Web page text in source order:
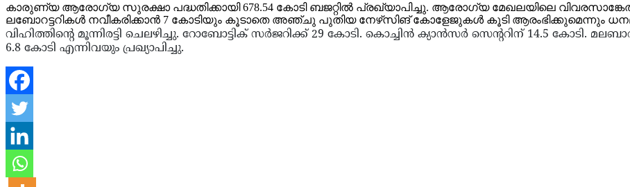
കാരുണ്യ ആരോഗ്യ സുരക്ഷാ പദ്ധതിക്കായി 678.54 കോടി ബജറ്റില്‍ പ്രഖ്യാപിച്ചു. ആരോഗ്യ മേഖലയിലെ
ലബോറട്ടറികള്‍ നവീകരിക്കാന്‍ 7 കോടിയും കൂടാതെ അഞ്ചു പുതിയ നേഴ്‌സിങ് കോളേജുകള്‍ കൂടി ആരംഭിക്കുമെന്നും
വിഹിത്തിന്റെ മൂന്നിരട്ടി ചെലഴിച്ചു. റോബോട്ടിക് സര്‍ജറിക്ക് 29 കോടി. കൊച്ചിന്‍ ക്യാന്‍സര്‍ സെന്ററിന് 14.5 കോടി.
6.8 കോടി എന്നിവയും പ്രഖ്യാപിച്ചു.